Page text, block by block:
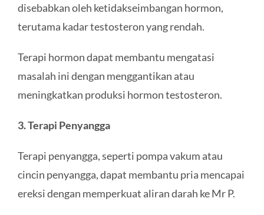
disebabkan oleh ketidakseimbangan hormon,
terutama kadar testosteron yang rendah.
Terapi hormon dapat membantu mengatasi
masalah ini dengan menggantikan atau
meningkatkan produksi hormon testosteron.
3. Terapi Penyangga
Terapi penyangga, seperti pompa vakum atau
cincin penyangga, dapat membantu pria mencapai
ereksi dengan memperkuat aliran darah ke Mr P.